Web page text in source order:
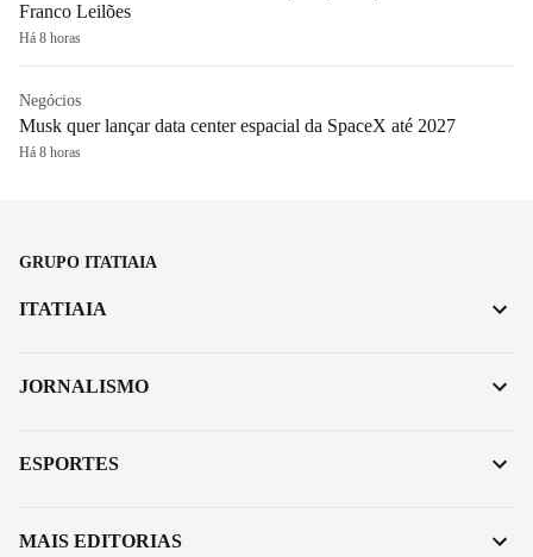
Franco Leilões
Há 8 horas
Negócios
Musk quer lançar data center espacial da SpaceX até 2027
Há 8 horas
GRUPO ITATIAIA
ITATIAIA
JORNALISMO
ESPORTES
MAIS EDITORIAS